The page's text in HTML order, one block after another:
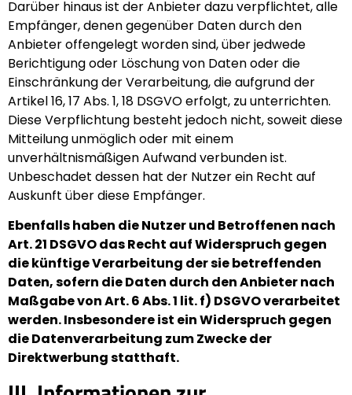
Darüber hinaus ist der Anbieter dazu verpflichtet, alle
Empfänger, denen gegenüber Daten durch den
Anbieter offengelegt worden sind, über jedwede
Berichtigung oder Löschung von Daten oder die
Einschränkung der Verarbeitung, die aufgrund der
Artikel 16, 17 Abs. 1, 18 DSGVO erfolgt, zu unterrichten.
Diese Verpflichtung besteht jedoch nicht, soweit diese
Mitteilung unmöglich oder mit einem
unverhältnismäßigen Aufwand verbunden ist.
Unbeschadet dessen hat der Nutzer ein Recht auf
Auskunft über diese Empfänger.
Ebenfalls haben die Nutzer und Betroffenen nach
Art. 21 DSGVO das Recht auf Widerspruch gegen
die künftige Verarbeitung der sie betreffenden
Daten, sofern die Daten durch den Anbieter nach
Maßgabe von Art. 6 Abs. 1 lit. f) DSGVO verarbeitet
werden. Insbesondere ist ein Widerspruch gegen
die Datenverarbeitung zum Zwecke der
Direktwerbung statthaft.